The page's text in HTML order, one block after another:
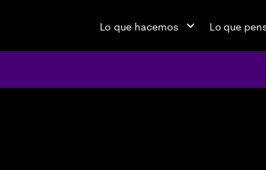
Lo que hacemos Lo que